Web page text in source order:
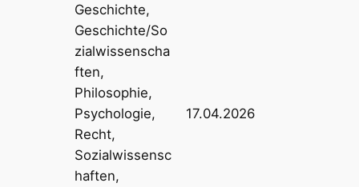
Geschichte,
Geschichte/So
zialwissenscha
ften,
Philosophie,
Psychologie,
Recht,
Sozialwissensc
haften,
17.04.2026